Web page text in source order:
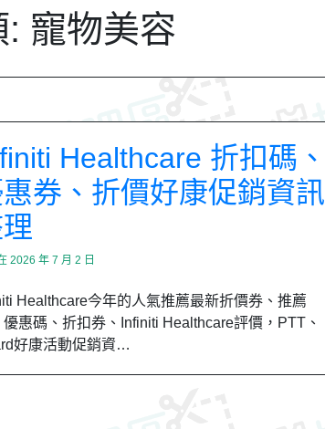
: 寵物美容
Healthcare 折扣碼、
券、折價好康促銷資訊
2026 年 7 月 2 日
Healthcare今年的人氣推薦最新折價券、推薦
優惠碼、折扣券、Infiniti Healthcare評價，PTT、
好康活動促銷資…